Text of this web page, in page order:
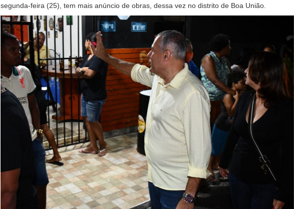
segunda-feira (25), tem mais anúncio de obras, dessa vez no distrito de Boa União.